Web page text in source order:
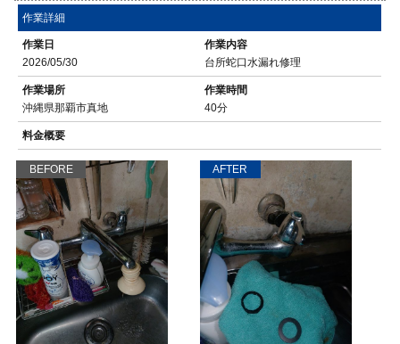
作業詳細
作業日
2026/05/30
作業内容
台所蛇口水漏れ修理
作業場所
沖縄県那覇市真地
作業時間
40分
料金概要
BEFORE AFTER